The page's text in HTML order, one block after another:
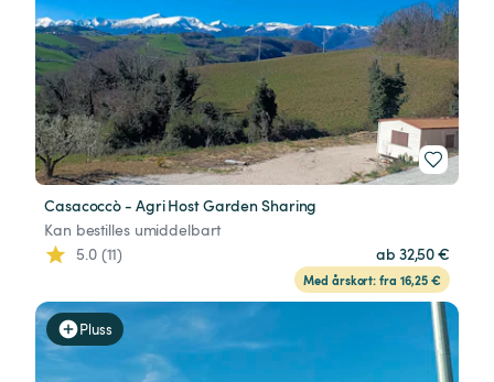
Casacoccò - Agri Host Garden Sharing
Kan bestilles umiddelbart
5.0 (11)
ab 32,50 €
Med årskort: fra 16,25 €
Pluss